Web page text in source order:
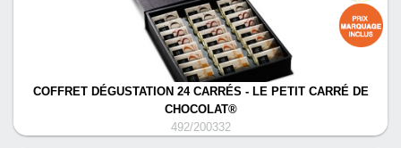
COFFRET DÉGUSTATION 24 CARRÉS - LE PETIT CARRÉ DE
CHOCOLAT®
492/200332